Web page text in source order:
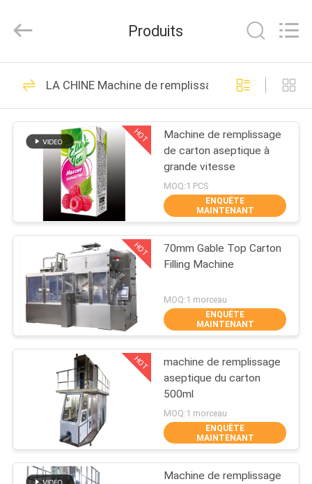
ACCUEIL
PRODUITS
PROPOS
NOUS
VISITE
L'USINE
CONTRÔLE
QUALITÉ
CONTACTEZ-
NOUS
Machinery
All
Reserved.
Machine à emballer
multi
298
Compresseur d'air
de vis
82
Machine à emballer
de Vffs
Produits
LA CHINE Machine de remplissage aseptique de
HOT
Machine de remplissage
de carton aseptique à
grande vitesse
MOQ:1 PCS
ENQUÊTE
MAINTENANT
HOT
70mm Gable Top Carton
Filling Machine
MOQ:1 morceau
ENQUÊTE
MAINTENANT
HOT
machine de remplissage
aseptique du carton
500ml
MOQ:1 morceau
ENQUÊTE
MAINTENANT
Machine de remplissage